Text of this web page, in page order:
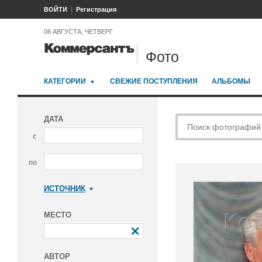
ВОЙТИ Регистрация
06 АВГУСТА, ЧЕТВЕРГ
Фото
КАТЕГОРИИ СВЕЖИЕ ПОСТУПЛЕНИЯ АЛЬБОМЫ
ДАТА
с
по
ИСТОЧНИК
МЕСТО
АВТОР